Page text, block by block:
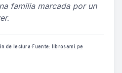
familia marcada por un
de lectura·Fuente: librosami.pe